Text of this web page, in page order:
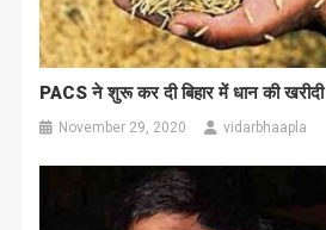
PACS ने शुरू कर दी बिहार में धान की खरीदी
November 29, 2020 vidarbhaapla